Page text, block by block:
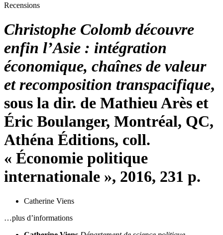
Recensions
Christophe Colomb découvre
enfin l’Asie : intégration
économique, chaînes de valeur
et recomposition transpacifique,
sous la dir. de Mathieu Arès et
Éric Boulanger, Montréal, QC,
Athéna Éditions, coll.
« Économie politique
internationale », 2016, 231 p.
Catherine Viens
…plus d’informations